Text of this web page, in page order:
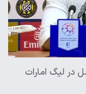
در لیگ امارات